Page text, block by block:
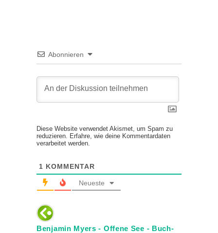
Abonnieren
Diese Website verwendet Akismet, um Spam zu
reduzieren.
Erfahre, wie deine Kommentardaten
verarbeitet werden.
1 KOMMENTAR
Neueste
Benjamin Myers - Offene See - Buch-